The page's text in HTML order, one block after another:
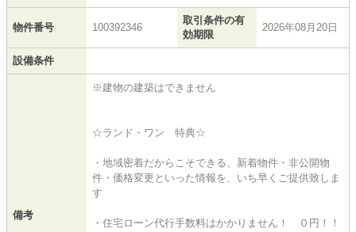
物件番号 100392346
取引条件の有
効期限
2026年08月20日
設備条件
備考
※建物の建築はできません
☆ランド・ワン 特典☆
・地域密着だからこそできる、新着物件・非公開物
件・価格変更といった情報を、いち早くご提供致しま
す
・住宅ローン代行手数料はかかりません！ ０円！！